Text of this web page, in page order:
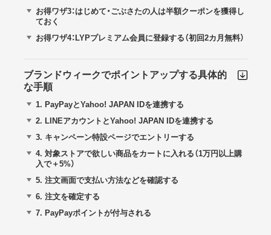
お得ワザ3：はじめて・ごぶさたの人は半額クーポンを獲得し
ておく
お得ワザ4：LYPプレミアム会員に登録する（初回2カ月無料）
ブランドウィークでポイントアップする具体的
な手順
1. PayPayとYahoo! JAPAN IDを連携する
2. LINEアカウントとYahoo! JAPAN IDを連携する
3. キャンペーン特設ページでエントリーする
4. 対象ストアで欲しい商品をカートに入れる（1万円以上購
入で＋5%）
5. 注文画面で支払い方法などを確認する
6. 注文を確定する
7. PayPayポイントが付与される